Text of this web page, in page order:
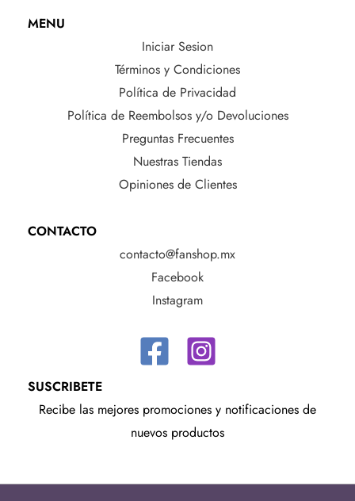
MENU
Iniciar Sesion
Términos y Condiciones
Política de Privacidad
Política de Reembolsos y/o Devoluciones
Preguntas Frecuentes
Nuestras Tiendas
Opiniones de Clientes
CONTACTO
contacto@fanshop.mx
Facebook
Instagram
SUSCRIBETE
Recibe las mejores promociones y notificaciones de
nuevos productos